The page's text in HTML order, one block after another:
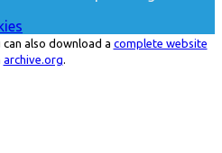
can also download a complete website
archive.org.